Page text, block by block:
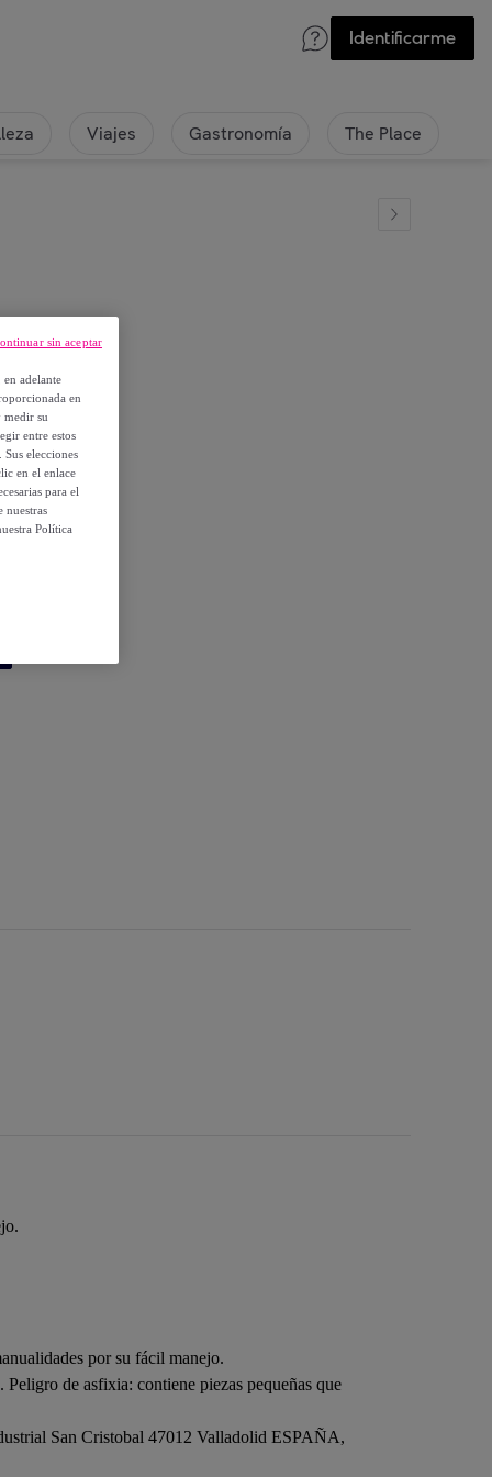
Identificarme
Viajes Gastronomía The Place
por su fácil manejo.
de asfixia: contiene piezas pequeñas que
San Cristobal 47012 Valladolid ESPAÑA,
adelante
en
medir su
entre estos
elecciones
en el enlace
para el
nuestras
Política
sin aceptar